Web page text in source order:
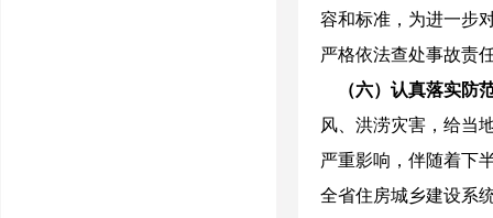
容和标准，为进一步
严格依法查处事故责
（六）认真落实防
风、洪涝灾害，给当
严重影响，伴随着下
全省住房城乡建设系